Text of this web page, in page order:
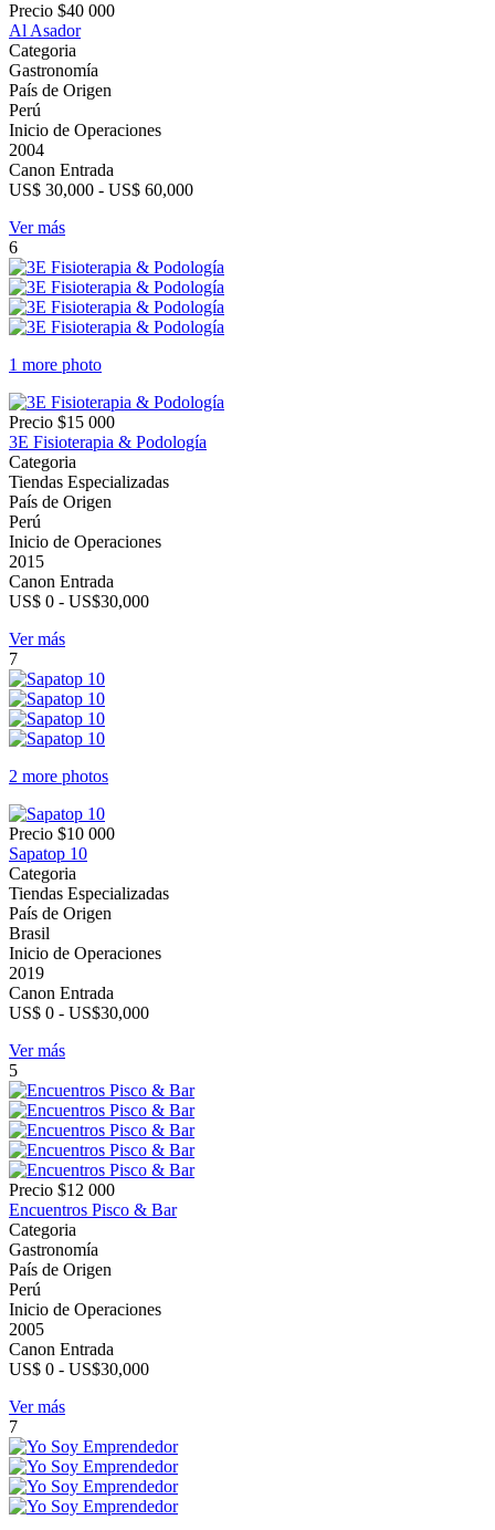
Precio $40 000
Al Asador
Categoria
Gastronomía
País de Origen
Perú
Inicio de Operaciones
2004
Canon Entrada
US$ 30,000 - US$ 60,000
Ver más
6
1 more photo
Precio $15 000
3E Fisioterapia & Podología
Categoria
Tiendas Especializadas
País de Origen
Perú
Inicio de Operaciones
2015
Canon Entrada
US$ 0 - US$30,000
Ver más
7
2 more photos
Precio $10 000
Sapatop 10
Categoria
Tiendas Especializadas
País de Origen
Brasil
Inicio de Operaciones
2019
Canon Entrada
US$ 0 - US$30,000
Ver más
5
Precio $12 000
Encuentros Pisco & Bar
Categoria
Gastronomía
País de Origen
Perú
Inicio de Operaciones
2005
Canon Entrada
US$ 0 - US$30,000
Ver más
7